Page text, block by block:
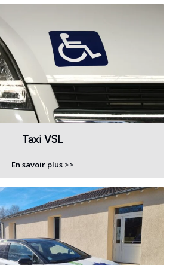
Taxi VSL
En savoir plus >>